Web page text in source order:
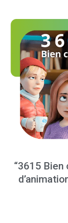
“3615 Bien